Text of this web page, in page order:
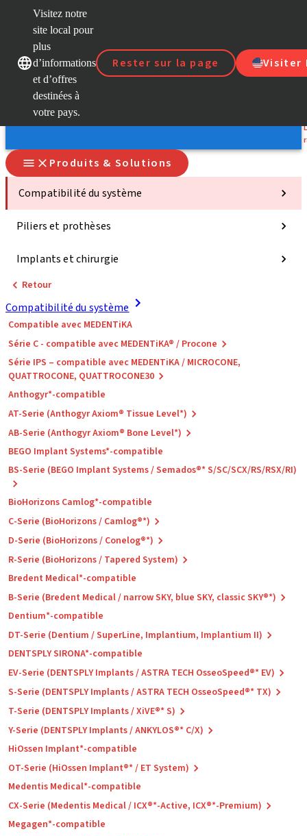
Visitez notre
site local pour
plus
d’informations
et d’offres
destinées à
votre pays.
Rester sur la page
Visiter
Nos marquesNos marques
Produits & Solutions
Compatibilité du système
Piliers et prothèses
Implants et chirurgie
Retour
Compatibilité du système
Compatible avec MEDENTiKA
Série C - compatible avec MEDENTiKA® / Procone
Série IPS – compatible avec MEDENTiKA / MICROCONE,
QUATTROCONE, QUATTROCONE30
Anthogyr*-compatible
AT-Serie (Anthogyr Axiom® Tissue Level*)
AB-Serie (Anthogyr Axiom® Bone Level*)
BEGO Implant Systems*-compatible
BS-Serie (BEGO Implant Systems / Semados®* S/SC/SCX/RS/RSX/RI)
BioHorizons Camlog*-compatible
C-Serie (BioHorizons / Camlog®*)
D-Serie (BioHorizons / Conelog®*)
R-Serie (BioHorizons / Tapered System)
Bredent Medical*-compatible
B-Serie (Bredent Medical / narrow SKY, blue SKY, classic SKY®*)
Dentium*-compatible
DT-Serie (Dentium / SuperLine, Implantium, Implantium II)
DENTSPLY SIRONA*-compatible
EV-Serie (DENTSPLY Implants / ASTRA TECH OsseoSpeed®* EV)
S-Serie (DENTSPLY Implants / ASTRA TECH OsseoSpeed®* TX)
T-Serie (DENTSPLY Implants / XiVE®* S)
Y-Serie (DENTSPLY Implants / ANKYLOS®* C/X)
HiOssen Implant*-compatible
OT-Serie (HiOssen Implant®* / ET System)
Medentis Medical*-compatible
CX-Serie (Medentis Medical / ICX®*-Active, ICX®*-Premium)
Megagen*-compatible